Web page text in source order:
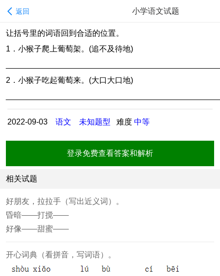
返回 小学语文试题
让括号里的词语回到合适的位置。
1．小猴子爬上葡萄架。(追不及待地)
2．小猴子吃起葡萄来。(大口大口地)
2022-09-03 语文 未知题型 难度 中等
登录免费查看答案和解析
相关试题
好朋友，拉拉手（写出近义词）。
昏暗——打搅——
好像——甜蜜——
开心词典（看拼音，写词语）。